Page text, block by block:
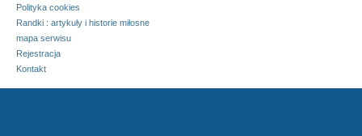
Polityka cookies
Randki : artykuły i historie miłosne
mapa serwisu
Rejestracja
Kontakt